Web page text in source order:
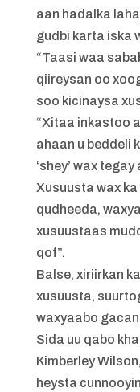
aan hadalka
gudbi karta iska
“Taasi waa
qiireysan oo
soo kicinaysa
“Xitaa inkastoo
ahaan u beddeli
‘shey’ wax
Xusuusta wax
qudheeda,
xusuustaas
qof”.
Balse, xiriirkan
xusuusta,
waxyaabo
Sida uu qabo
Kimberley
heysta